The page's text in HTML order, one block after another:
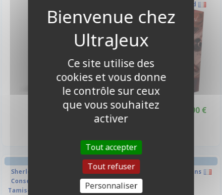
22,50 €
Aventures À West End
-10%
44,90 €
Sherlock Holmes - Détective
Conseil : Les Meurtres De La
Tamise Et Autres Enquêtes
Mysterium : Hidden Signs
Ce site utilise des
cookies et vous donne
le contrôle sur ceux
que vous souhaitez
activer
Tout accepter
Tout refuser
Personnaliser